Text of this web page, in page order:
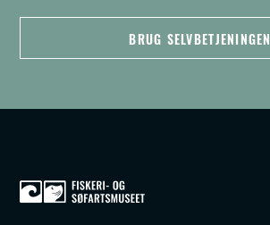
BRUG SELVBETJENINGEN